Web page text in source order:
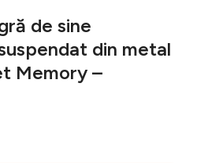
de sine
din metal
Memory –